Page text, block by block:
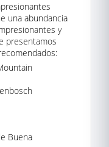
una abundancia
y
presentamos
Buena